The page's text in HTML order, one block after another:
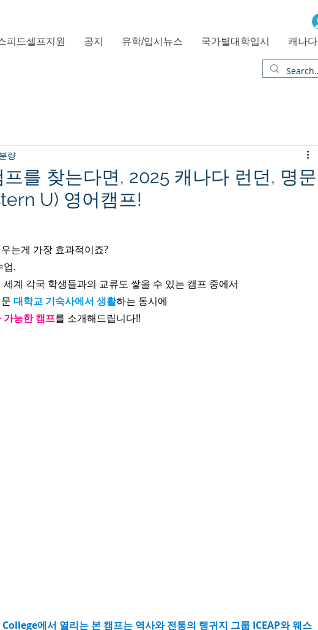
피드셀프지원 공지 유학/입시뉴스 국가별대학입시 캐나다
를 찾는다면, 2025 캐나다 런던, 명문
U) 영어캠프!
량
는게 가장 효과적이죠?
업.
계 각국 학생들과의 교류도 쌓을 수 있는 캠프 중에서
대학교 기숙사에서 생활하는 동시에
가능한 캠프를 소개해드립니다!!
에서 열리는 본 캠프는 역사와 전통의 랭귀지 그룹 ICEAP와 웨스